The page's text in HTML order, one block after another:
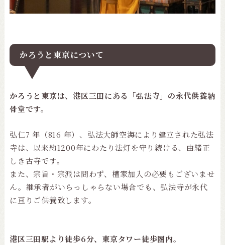
かろうと東京について
かろうと東京は、港区三田にある「弘法寺」の永代供養納
骨堂です。
弘仁7 年（816 年）、弘法大師空海により建立された弘法
寺は、以来約1200年にわたり法灯を守り続ける、由緒正
しき古寺です。
また、宗旨・宗派は問わず、檀家加入の必要もございませ
ん。継承者がいらっしゃらない場合でも、弘法寺が永代
に亘りご供養致します。
港区三田駅より徒歩6分、東京タワー徒歩圏内。